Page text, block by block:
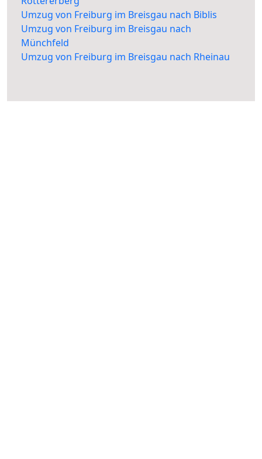
Umzug von Freiburg im Breisgau nach Biblis
Umzug von Freiburg im Breisgau nach
Münchfeld
Umzug von Freiburg im Breisgau nach Rheinau